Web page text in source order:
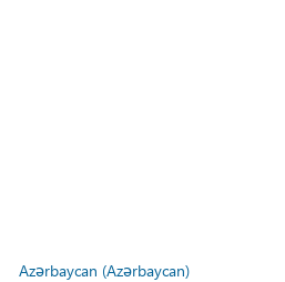
Azərbaycan (Azərbaycan)